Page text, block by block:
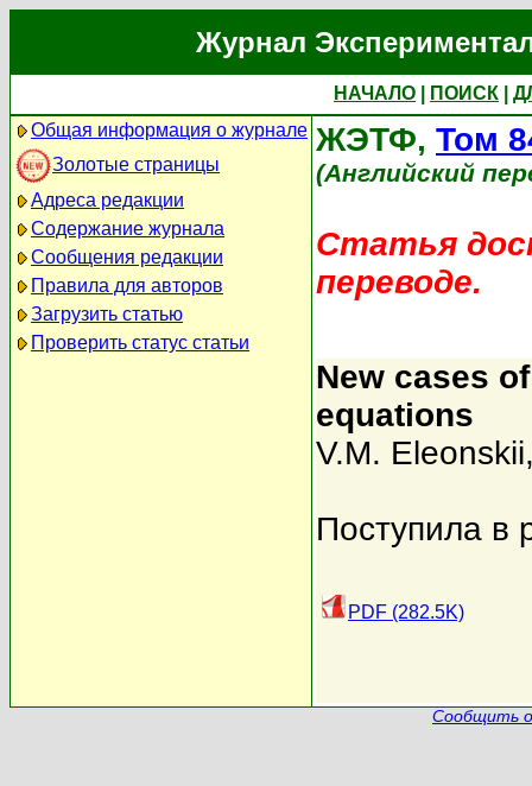
Журнал
НАЧАЛО ПОИСК
Общая информация о журнале
Золотые страницы
Адреса редакции
Содержание журнала
Сообщения редакции
Правила для авторов
Загрузить статью
Проверить статус статьи
ЖЭТФ, Том
(Английский
Статья
переводе.
New cases
equations
V.M. Eleonskii
Поступила в
PDF (282.5K)
Сообщить о